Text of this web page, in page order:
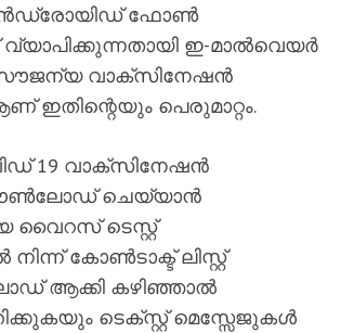
ഫോൺ
ഇ-മാൽവെയർ
വാക്സിനേഷൻ
ഇതിന്റെയും പെരുമാറ്റം.
19 വാക്സിനേഷൻ
ചെയ്യാൻ
വൈറസ് ടെസ്റ്റ്
കോൺടാക്ട് ലിസ്റ്റ്
ആക്കി കഴിഞ്ഞാൽ
ടെക്സ്റ്റ് മെസ്സേജുകൾ